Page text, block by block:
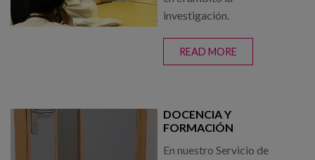
investigación.
READ MORE
GENERACIÓN
DOCENCIA Y
FORMACIÓN
En nuestro Servicio de